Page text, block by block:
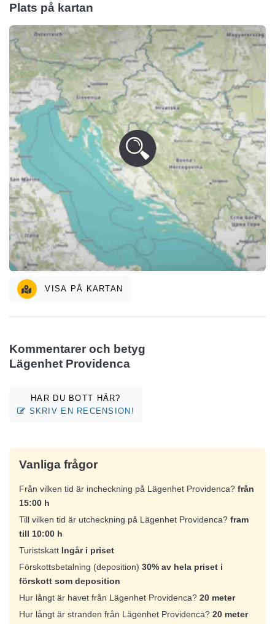
Plats på kartan
VISA PÅ KARTAN
Kommentarer och betyg
Lägenhet Providenca
HAR DU BOTT HÄR?
SKRIV EN RECENSION!
Vanliga frågor
Från vilken tid är incheckning på Lägenhet Providenca? från
15:00 h
Till vilken tid är utcheckning på Lägenhet Providenca? fram
till 10:00 h
Turistskatt Ingår i priset
Förskottsbetalning (deposition) 30% av hela priset i
förskott som deposition
Hur långt är havet från Lägenhet Providenca? 20 meter
Hur långt är stranden från Lägenhet Providenca? 20 meter